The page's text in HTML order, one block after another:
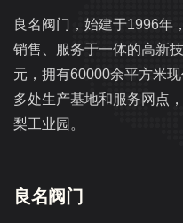
良名阀门，始建于1996年
销售、服务于一体的高新
元，拥有60000余平方米
多处生产基地和服务网点
梨工业园。
良名阀门